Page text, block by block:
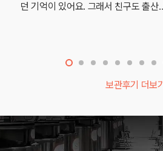
던 기억이 있어요. 그래서 친구도 출산…
보관후기 더보기